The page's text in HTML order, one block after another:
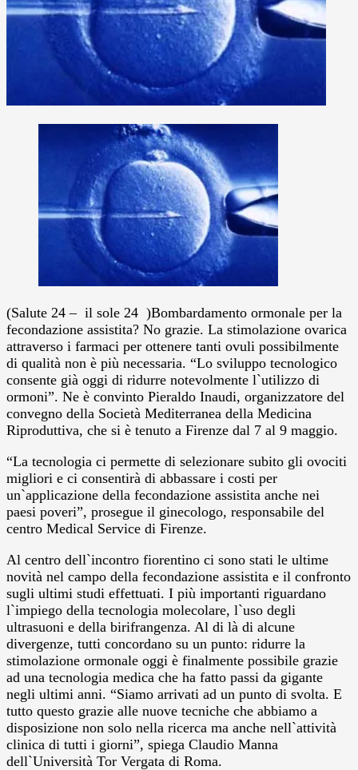
(Salute 24 – il sole 24 )Bombardamento ormonale per la
fecondazione assistita? No grazie. La stimolazione ovarica
attraverso i farmaci per ottenere tanti ovuli possibilmente
di qualità non è più necessaria. “Lo sviluppo tecnologico
consente già oggi di ridurre notevolmente l`utilizzo di
ormoni”. Ne è convinto Pieraldo Inaudi, organizzatore del
convegno della Società Mediterranea della Medicina
Riproduttiva, che si è tenuto a Firenze dal 7 al 9 maggio.
“La tecnologia ci permette di selezionare subito gli ovociti
migliori e ci consentirà di abbassare i costi per
un`applicazione della fecondazione assistita anche nei
paesi poveri”, prosegue il ginecologo, responsabile del
centro Medical Service di Firenze.
Al centro dell`incontro fiorentino ci sono stati le ultime
novità nel campo della fecondazione assistita e il confronto
sugli ultimi studi effettuati. I più importanti riguardano
l`impiego della tecnologia molecolare, l`uso degli
ultrasuoni e della birifrangenza. Al di là di alcune
divergenze, tutti concordano su un punto: ridurre la
stimolazione ormonale oggi è finalmente possibile grazie
ad una tecnologia medica che ha fatto passi da gigante
negli ultimi anni. “Siamo arrivati ad un punto di svolta. E
tutto questo grazie alle nuove tecniche che abbiamo a
disposizione non solo nella ricerca ma anche nell`attività
clinica di tutti i giorni”, spiega Claudio Manna
dell`Università Tor Vergata di Roma.